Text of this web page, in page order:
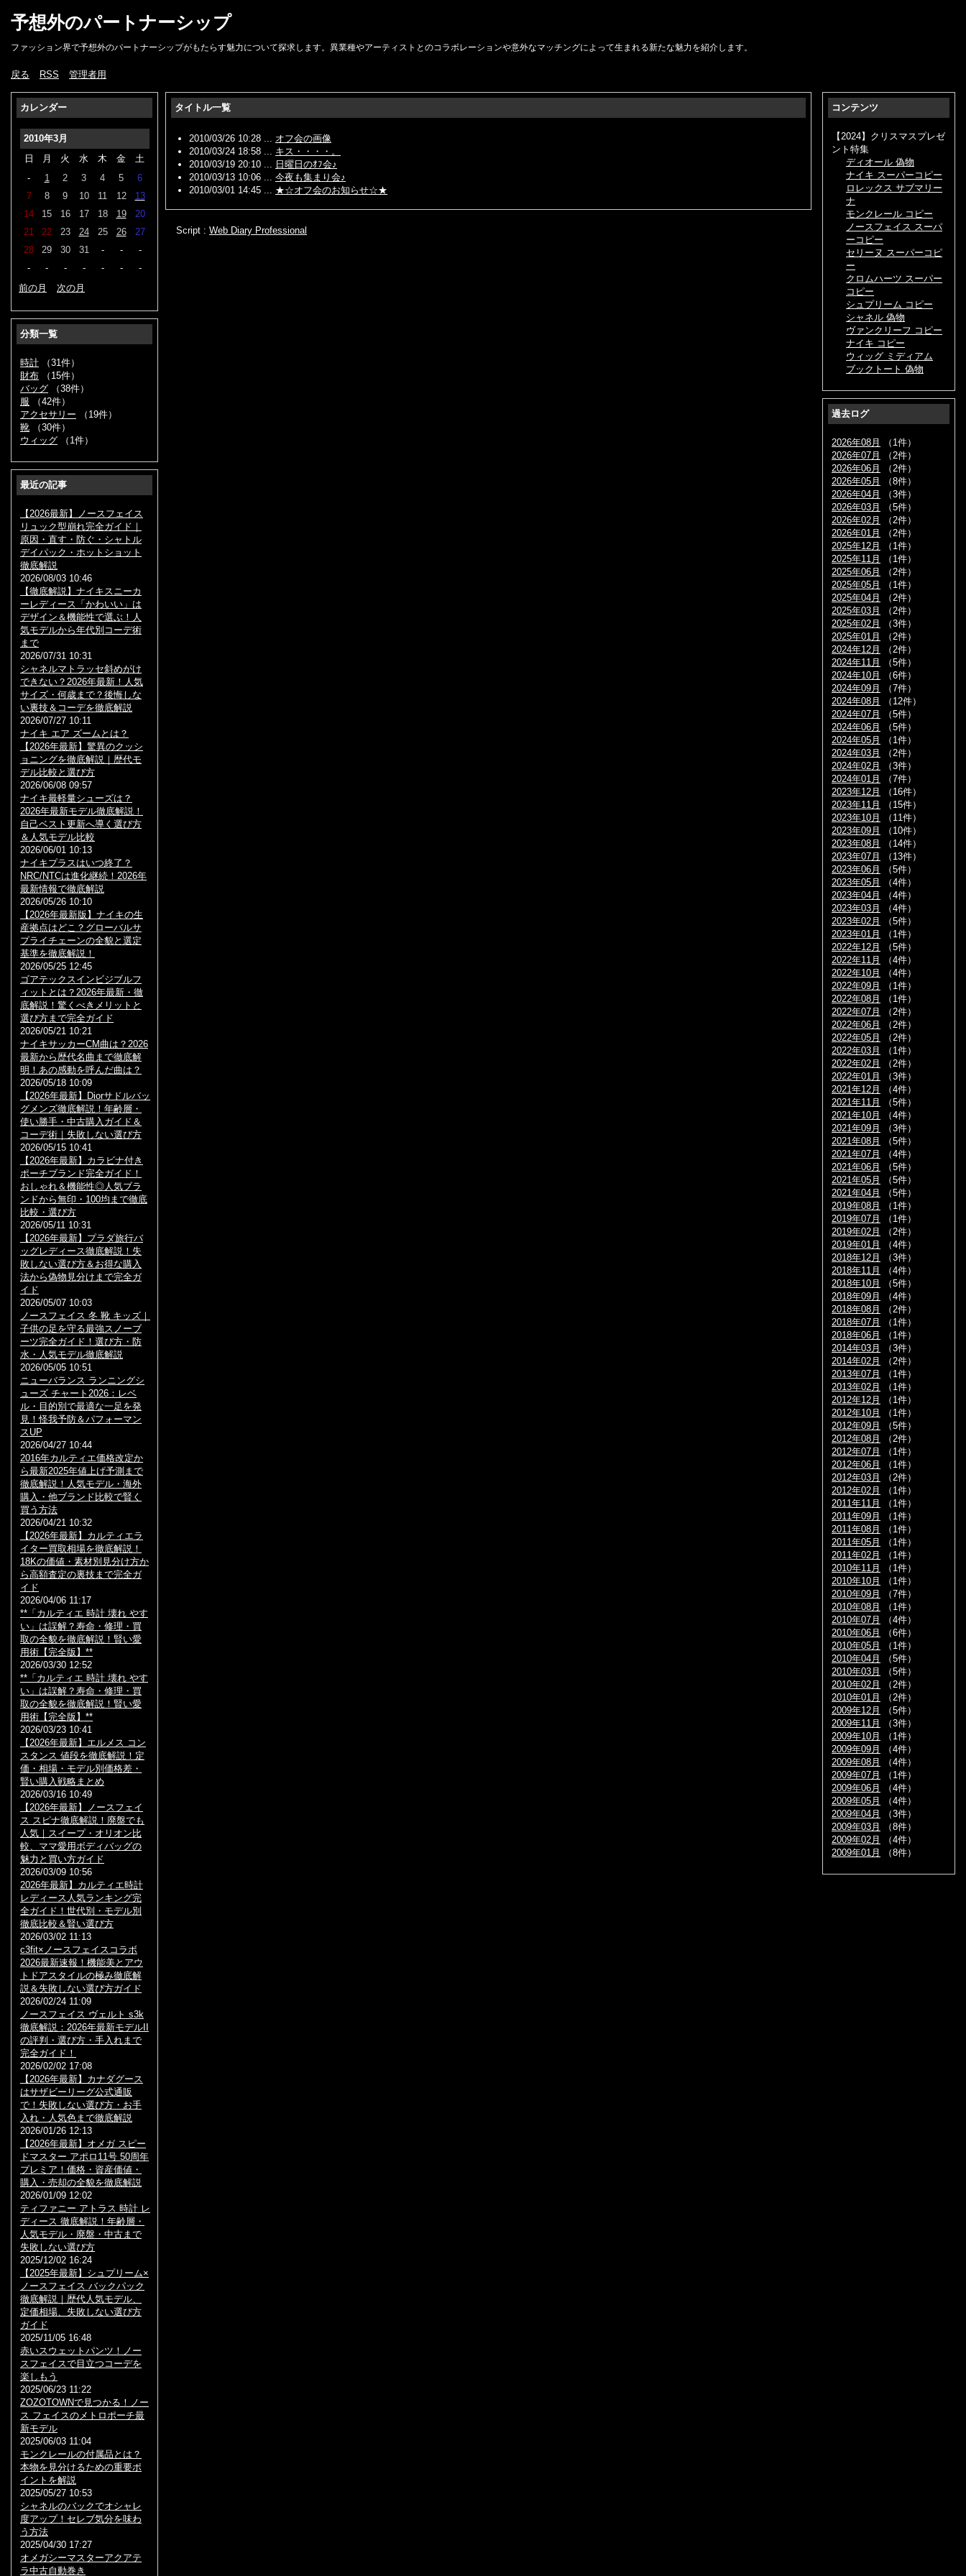
予想外のパートナーシップ
ファッション界で予想外のパートナーシップがもたらす魅力について探求します。異業種やアーティストとのコラボレーションや意外なマッチングによって生まれる新たな魅力を紹介します。
戻る RSS 管理者用
タイトル一覧
2010/03/26 10:28 ... オフ会の画像
2010/03/24 18:58 ... キス・・・・。
2010/03/19 20:10 ... 日曜日のｵﾌ会♪
2010/03/13 10:06 ... 今夜も集まり会♪
2010/03/01 14:45 ... ★☆オフ会のお知らせ☆★
カレンダー
2010年3月
日
月 火 水 木 金
土
-
1 2 3 4 5
6
7
8 9 10 11 12
13
14
15 16 17 18 19
20
21
22 23 24 25 26
27
28
29 30 31 - -
-
-
- - - - -
-
前の月
次の月
分類一覧
時計 （31件）
財布 （15件）
バッグ （38件）
服 （42件）
アクセサリー （19件）
靴 （30件）
ウィッグ （1件）
最近の記事
【2026最新】ノースフェイス
リュック型崩れ完全ガイド｜
原因・直す・防ぐ・シャトル
デイパック・ホットショット
徹底解説
2026/08/03 10:46
【徹底解説】ナイキスニーカ
ーレディース「かわいい」は
デザイン＆機能性で選ぶ！人
気モデルから年代別コーデ術
まで
2026/07/31 10:31
シャネルマトラッセ斜めがけ
できない？2026年最新！人気
サイズ・何歳まで？後悔しな
い裏技＆コーデを徹底解説
2026/07/27 10:11
ナイキ エア ズームとは？
【2026年最新】驚異のクッシ
ョニングを徹底解説｜歴代モ
デル比較と選び方
2026/06/08 09:57
ナイキ最軽量シューズは？
2026年最新モデル徹底解説！
自己ベスト更新へ導く選び方
＆人気モデル比較
2026/06/01 10:13
ナイキプラスはいつ終了？
NRC/NTCは進化継続！2026年
最新情報で徹底解説
2026/05/26 10:10
【2026年最新版】ナイキの生
産拠点はどこ？グローバルサ
プライチェーンの全貌と選定
基準を徹底解説！
2026/05/25 12:45
ゴアテックスインビジブルフ
ィットとは？2026年最新・徹
底解説！驚くべきメリットと
選び方まで完全ガイド
2026/05/21 10:21
ナイキサッカーCM曲は？2026
最新から歴代名曲まで徹底解
明！あの感動を呼んだ曲は？
2026/05/18 10:09
【2026年最新】Diorサドルバッ
グメンズ徹底解説！年齢層・
使い勝手・中古購入ガイド＆
コーデ術｜失敗しない選び方
2026/05/15 10:41
【2026年最新】カラビナ付き
ポーチブランド完全ガイド！
おしゃれ＆機能性◎人気ブラ
ンドから無印・100均まで徹底
比較・選び方
2026/05/11 10:31
【2026年最新】プラダ旅行バ
ッグレディース徹底解説！失
敗しない選び方＆お得な購入
法から偽物見分けまで完全ガ
イド
2026/05/07 10:03
ノースフェイス 冬 靴 キッズ｜
子供の足を守る最強スノーブ
ーツ完全ガイド！選び方・防
水・人気モデル徹底解説
2026/05/05 10:51
ニューバランス ランニングシ
ューズ チャート2026：レベ
ル・目的別で最適な一足を発
見！怪我予防＆パフォーマン
スUP
2026/04/27 10:44
2016年カルティエ価格改定か
ら最新2025年値上げ予測まで
徹底解説！人気モデル・海外
購入・他ブランド比較で賢く
買う方法
2026/04/21 10:32
【2026年最新】カルティエラ
イター買取相場を徹底解説！
18Kの価値・素材別見分け方か
ら高額査定の裏技まで完全ガ
イド
2026/04/06 11:17
**「カルティエ 時計 壊れ やす
い」は誤解？寿命・修理・買
取の全貌を徹底解説！賢い愛
用術【完全版】**
2026/03/30 12:52
**「カルティエ 時計 壊れ やす
い」は誤解？寿命・修理・買
取の全貌を徹底解説！賢い愛
用術【完全版】**
2026/03/23 10:41
【2026年最新】エルメス コン
スタンス 値段を徹底解説！定
価・相場・モデル別価格差・
賢い購入戦略まとめ
2026/03/16 10:49
【2026年最新】ノースフェイ
ス スピナ徹底解説！廃盤でも
人気｜スイープ・オリオン比
較、ママ愛用ボディバッグの
魅力と買い方ガイド
2026/03/09 10:56
2026年最新】カルティエ時計
レディース人気ランキング完
全ガイド！世代別・モデル別
徹底比較＆賢い選び方
2026/03/02 11:13
c3fit×ノースフェイスコラボ
2026最新速報！機能美とアウ
トドアスタイルの極み徹底解
説＆失敗しない選び方ガイド
2026/02/24 11:09
ノースフェイス ヴェルト s3k
徹底解説：2026年最新モデルII
の評判・選び方・手入れまで
完全ガイド！
2026/02/02 17:08
【2026年最新】カナダグース
はサザビーリーグ公式通販
で！失敗しない選び方・お手
入れ・人気色まで徹底解説
2026/01/26 12:13
【2026年最新】オメガ スピー
ドマスター アポロ11号 50周年
プレミア！価格・資産価値・
購入・売却の全貌を徹底解説
2026/01/09 12:02
ティファニー アトラス 時計 レ
ディース 徹底解説！年齢層・
人気モデル・廃盤・中古まで
失敗しない選び方
2025/12/02 16:24
【2025年最新】シュプリーム×
ノースフェイス バックパック
徹底解説｜歴代人気モデル、
定価相場、失敗しない選び方
ガイド
2025/11/05 16:48
赤いスウェットパンツ！ノー
スフェイスで目立つコーデを
楽しもう
2025/06/23 11:22
ZOZOTOWNで見つかる！ノー
ス フェイスのメトロポーチ最
新モデル
2025/06/03 11:04
モンクレールの付属品とは？
本物を見分けるための重要ポ
イントを解説
2025/05/27 10:53
シャネルのバックでオシャレ
度アップ！セレブ気分を味わ
う方法
2025/04/30 17:27
オメガシーマスターアクアテ
ラ中古自動巻き
コンテンツ
【2024】クリスマスプレゼ
ント特集
ディオール 偽物
ナイキ スーパーコピー
ロレックス サブマリー
ナ
モンクレール コピー
ノースフェイス スーパ
ーコピー
セリーヌ スーパーコピ
ー
クロムハーツ スーパー
コピー
シュプリーム コピー
シャネル 偽物
ヴァンクリーフ コピー
ナイキ コピー
ウィッグ ミディアム
ブックトート 偽物
過去ログ
2026年08月
（1件）
2026年07月
（2件）
2026年06月
（2件）
2026年05月
（8件）
2026年04月
（3件）
2026年03月
（5件）
2026年02月
（2件）
2026年01月
（2件）
2025年12月
（1件）
2025年11月
（1件）
2025年06月
（2件）
2025年05月
（1件）
2025年04月
（2件）
2025年03月
（2件）
2025年02月
（3件）
2025年01月
（2件）
2024年12月
（2件）
2024年11月
（5件）
2024年10月
（6件）
2024年09月
（7件）
2024年08月
（12件）
2024年07月
（5件）
2024年06月
（5件）
2024年05月
（1件）
2024年03月
（2件）
2024年02月
（3件）
2024年01月
（7件）
2023年12月
（16件）
2023年11月
（15件）
2023年10月
（11件）
2023年09月
（10件）
2023年08月
（14件）
2023年07月
（13件）
2023年06月
（5件）
2023年05月
（4件）
2023年04月
（4件）
2023年03月
（4件）
2023年02月
（5件）
2023年01月
（1件）
2022年12月
（5件）
2022年11月
（4件）
2022年10月
（4件）
2022年09月
（1件）
2022年08月
（1件）
2022年07月
（2件）
2022年06月
（2件）
2022年05月
（2件）
2022年03月
（1件）
2022年02月
（2件）
2022年01月
（3件）
2021年12月
（4件）
2021年11月
（5件）
2021年10月
（4件）
2021年09月
（3件）
2021年08月
（5件）
2021年07月
（4件）
2021年06月
（5件）
2021年05月
（5件）
2021年04月
（5件）
2019年08月
（1件）
2019年07月
（1件）
2019年02月
（2件）
2019年01月
（4件）
2018年12月
（3件）
2018年11月
（4件）
2018年10月
（5件）
2018年09月
（4件）
2018年08月
（2件）
2018年07月
（1件）
2018年06月
（1件）
2014年03月
（3件）
2014年02月
（2件）
2013年07月
（1件）
2013年02月
（1件）
2012年12月
（1件）
2012年10月
（1件）
2012年09月
（5件）
2012年08月
（2件）
2012年07月
（1件）
2012年06月
（1件）
2012年03月
（2件）
2012年02月
（1件）
2011年11月
（1件）
2011年09月
（1件）
2011年08月
（1件）
2011年05月
（1件）
2011年02月
（1件）
2010年11月
（1件）
2010年10月
（1件）
2010年09月
（7件）
2010年08月
（1件）
2010年07月
（4件）
2010年06月
（6件）
2010年05月
（1件）
2010年04月
（5件）
2010年03月
（5件）
2010年02月
（2件）
2010年01月
（2件）
2009年12月
（5件）
2009年11月
（3件）
2009年10月
（1件）
2009年09月
（4件）
2009年08月
（4件）
2009年07月
（1件）
2009年06月
（4件）
2009年05月
（4件）
2009年04月
（3件）
2009年03月
（8件）
2009年02月
（4件）
2009年01月
（8件）
Script : Web Diary Professional